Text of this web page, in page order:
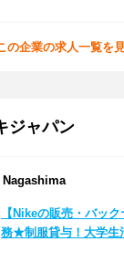
の企業の求人一覧を
ジャパン
Nagashima
【Nikeの販売・バッ
務★制服貸与！大学生